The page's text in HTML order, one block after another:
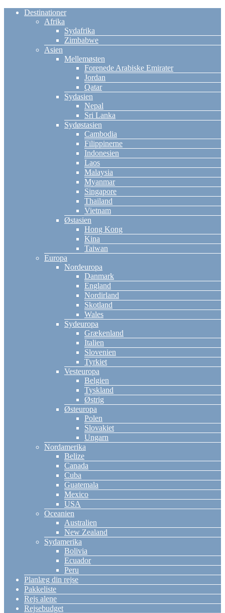
Destinationer
Afrika
Sydafrika
Zimbabwe
Asien
Mellemøsten
Forenede Arabiske Emirater
Jordan
Qatar
Sydasien
Nepal
Sri Lanka
Sydøstasien
Cambodia
Filippinerne
Indonesien
Laos
Malaysia
Myanmar
Singapore
Thailand
Vietnam
Østasien
Hong Kong
Kina
Taiwan
Europa
Nordeuropa
Danmark
England
Nordirland
Skotland
Wales
Sydeuropa
Grækenland
Italien
Slovenien
Tyrkiet
Vesteuropa
Belgien
Tyskland
Østrig
Østeuropa
Polen
Slovakiet
Ungarn
Nordamerika
Belize
Canada
Cuba
Guatemala
Mexico
USA
Oceanien
Australien
New Zealand
Sydamerika
Bolivia
Ecuador
Peru
Planlæg din rejse
Pakkeliste
Rejs alene
Rejsebudget